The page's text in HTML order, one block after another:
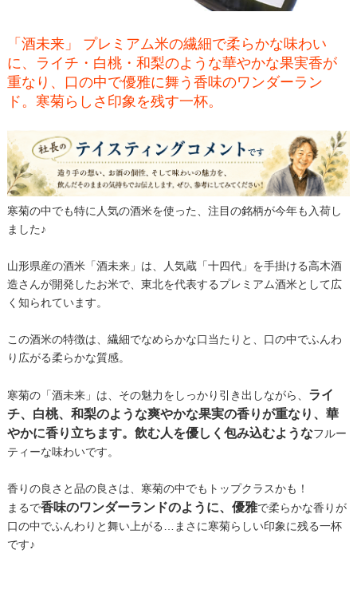
「酒未来」 プレミアム米の繊細で柔らかな味わい
に、ライチ・白桃・和梨のような華やかな果実香が
重なり、口の中で優雅に舞う香味のワンダーラン
ド。寒菊らしさ印象を残す一杯。
寒菊の中でも特に人気の酒米を使った、注目の銘柄が今年も入荷し
ました♪
山形県産の酒米「酒未来」は、人気蔵「十四代」を手掛ける高木酒
造さんが開発したお米で、東北を代表するプレミアム酒米として広
く知られています。
この酒米の特徴は、繊細でなめらかな口当たりと、口の中でふんわ
り広がる柔らかな質感。
寒菊の「酒未来」は、その魅力をしっかり引き出しながら、 ライ
チ、白桃、和梨のような爽やかな果実の香りが重なり、華
やかに香り立ちます。飲む人を優しく包み込むようなフルー
ティーな味わいです。
香りの良さと品の良さは、寒菊の中でもトップクラスかも！
まるで香味のワンダーランドのように、優雅で柔らかな香りが
口の中でふんわりと舞い上がる…まさに寒菊らしい印象に残る一杯
です♪